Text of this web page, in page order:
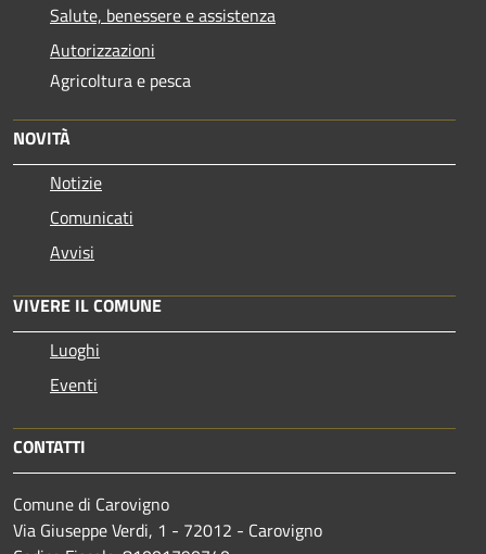
Salute, benessere e assistenza
Autorizzazioni
Agricoltura e pesca
NOVITÀ
Notizie
Comunicati
Avvisi
VIVERE IL COMUNE
Luoghi
Eventi
CONTATTI
Comune di Carovigno
Via Giuseppe Verdi, 1 - 72012 - Carovigno